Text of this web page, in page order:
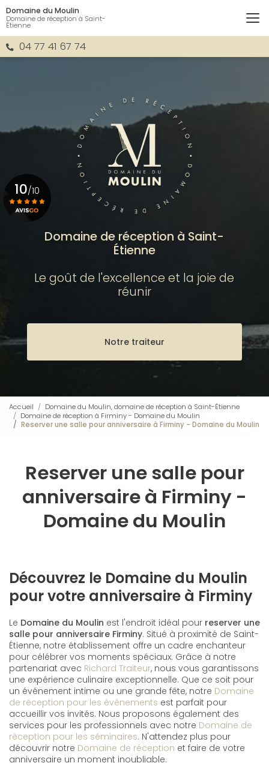
Aller
au
contenu
principal04 77 41 67 74
Domaine du Moulin
Domaine de réception à Saint-
Étienne
Domaine de réception à Saint-
Étienne
Le goût de l'excellence et la joie de
réunir
Notre traiteur
10/10
Accueil
Domaine du Moulin, domaine de réception à Saint-Étienne
Domaine de réception à Firminy - Domaine du Moulin
Reserver une salle pour anniversaire à Firminy - Domaine du Moulin
Reserver une salle pour
anniversaire à Firminy -
Domaine du Moulin
Découvrez le Domaine du Moulin
pour votre anniversaire à Firminy
Le Domaine du Moulin est l'endroit idéal pour reserver une
salle pour anniversaire Firminy. Situé à proximité de Saint-
Étienne, notre établissement offre un cadre enchanteur
pour célébrer vos moments spéciaux. Grâce à notre
partenariat avec Richard Traiteur, nous vous garantissons
une expérience culinaire exceptionnelle. Que ce soit pour
un événement intime ou une grande fête, notre Domaine
de réception pour les évènements est parfait pour
accueillir vos invités. Nous proposons également des
services pour les professionnels avec notre Domaine de
réception pour les séminaires. N'attendez plus pour
découvrir notre Domaine de réception et faire de votre
anniversaire un moment inoubliable.